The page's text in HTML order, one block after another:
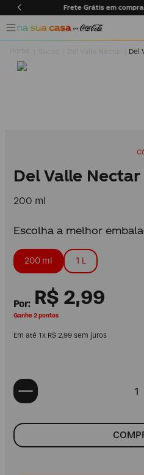
acima de R$170
Del
Del Valle
200 ml
Escolha a melhor
200 ml 1 L
R$ 2,99
Ganhe 2 pontos
Em até 1x R$ 2,99 sem juros